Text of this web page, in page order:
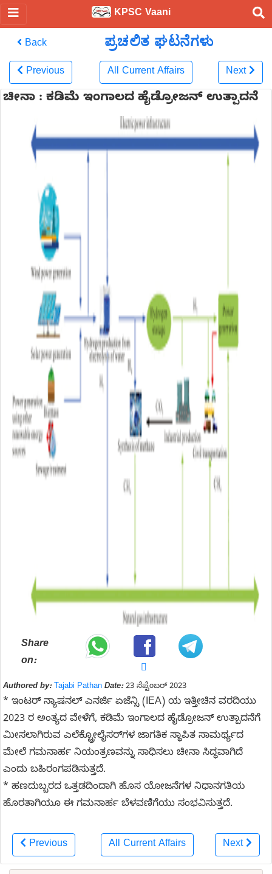
KPSC Vaani
Back ಪ್ರಚಲಿತ ಘಟನೆಗಳು
Previous All Current Affairs Next
ಚೀನಾ : ಕಡಿಮೆ ಇಂಗಾಲದ ಹೈಡ್ರೋಜನ್ ಉತ್ಪಾದನೆ
Share
on:
Authored by: Tajabi Pathan Date:23 ಸೆಪ್ಟೆಂಬರ್ 2023
* ಇಂಟರ್ ನ್ಯಾಷನಲ್ ಎನರ್ಜಿ ಏಜೆನ್ಸಿ (IEA) ಯ ಇತ್ತೀಚಿನ ವರದಿಯು
2023 ರ ಅಂತ್ಯದ ವೇಳೆಗೆ, ಕಡಿಮೆ ಇಂಗಾಲದ ಹೈಡ್ರೋಜನ್ ಉತ್ಪಾದನೆಗೆ
ಮೀಸಲಾಗಿರುವ ಎಲೆಕ್ಟ್ರೋಲೈಸರ್‌ಗಳ ಜಾಗತಿಕ ಸ್ಥಾಪಿತ ಸಾಮರ್ಥ್ಯದ
ಮೇಲೆ ಗಮನಾರ್ಹ ನಿಯಂತ್ರಣವನ್ನು ಸಾಧಿಸಲು ಚೀನಾ ಸಿದ್ಧವಾಗಿದೆ
ಎಂದು ಬಹಿರಂಗಪಡಿಸುತ್ತದೆ.
* ಹಣದುಬ್ಬರದ ಒತ್ತಡದಿಂದಾಗಿ ಹೊಸ ಯೋಜನೆಗಳ ನಿಧಾನಗತಿಯ
ಹೊರತಾಗಿಯೂ ಈ ಗಮನಾರ್ಹ ಬೆಳವಣಿಗೆಯು ಸಂಭವಿಸುತ್ತದೆ.
Previous All Current Affairs Next